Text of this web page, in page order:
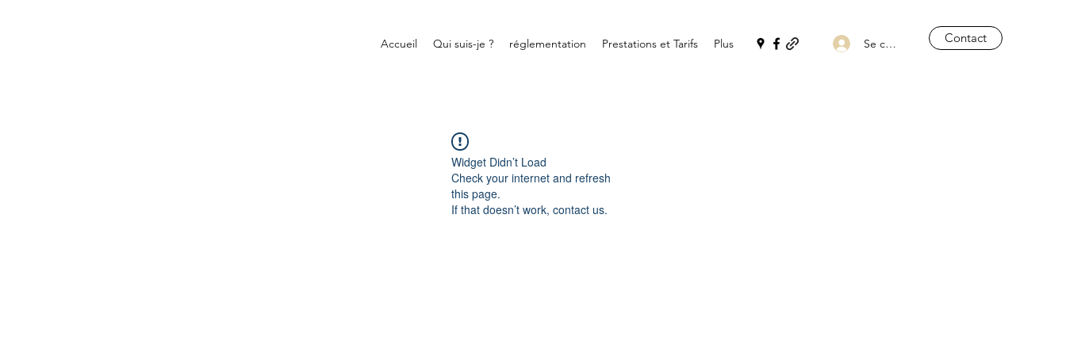
Accueil Qui suis-je ? réglementation Prestations et Tarifs Plus Se connecter Contact
Widget Didn’t Load
Check your internet and refresh
this page.
If that doesn’t work, contact us.